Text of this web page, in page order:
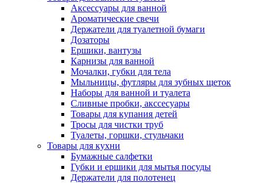
Аксессуары для ванной
Ароматические свечи
Держатели для туалетной бумаги
Дозаторы
Ершики, вантузы
Карнизы для ванной
Мочалки, губки для тела
Мыльницы, футляры для зубных щеток
Наборы для ванной и туалета
Сливные пробки, акссесуары
Товары для купания детей
Тросы для чистки труб
Туалеты, горшки, стульчаки
Товары для кухни
Бумажные салфетки
Губки и ершики для мытья посуды
Держатели для полотенец